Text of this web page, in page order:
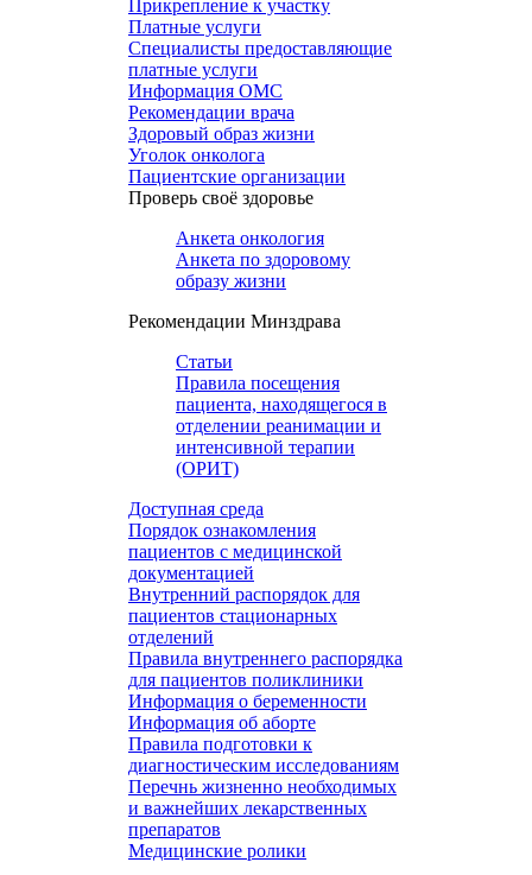
Прикрепление к участку
Платные услуги
Специалисты предоставляющие
платные услуги
Информация ОМС
Рекомендации врача
Здоровый образ жизни
Уголок онколога
Пациентские организации
Проверь своё здоровье
Анкета онкология
Анкета по здоровому
образу жизни
Рекомендации Минздрава
Статьи
Правила посещения
пациента, находящегося в
отделении реанимации и
интенсивной терапии
(ОРИТ)
Доступная среда
Порядок ознакомления
пациентов с медицинской
документацией
Внутренний распорядок для
пациентов стационарных
отделений
Правила внутреннего распорядка
для пациентов поликлиники
Информация о беременности
Информация об аборте
Правила подготовки к
диагностическим исследованиям
Перечнь жизненно необходимых
и важнейших лекарственных
препаратов
Медицинские ролики